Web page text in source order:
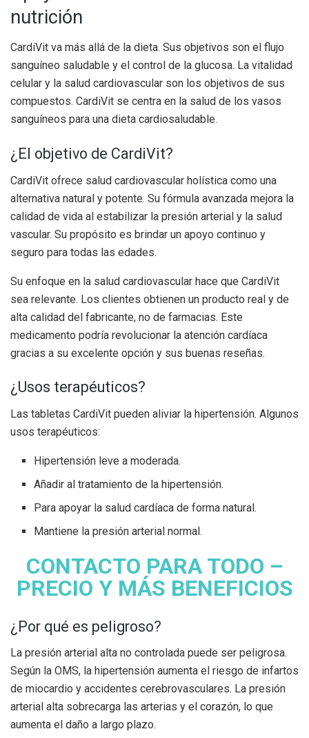
nutrición
CardiVit va más allá de la dieta. Sus objetivos son el flujo
sanguíneo saludable y el control de la glucosa. La vitalidad
celular y la salud cardiovascular son los objetivos de sus
compuestos. CardiVit se centra en la salud de los vasos
sanguíneos para una dieta cardiosaludable.
¿El objetivo de CardiVit?
CardiVit ofrece salud cardiovascular holística como una
alternativa natural y potente. Su fórmula avanzada mejora la
calidad de vida al estabilizar la presión arterial y la salud
vascular. Su propósito es brindar un apoyo continuo y
seguro para todas las edades.
Su enfoque en la salud cardiovascular hace que CardiVit
sea relevante. Los clientes obtienen un producto real y de
alta calidad del fabricante, no de farmacias. Este
medicamento podría revolucionar la atención cardíaca
gracias a su excelente opción y sus buenas reseñas.
¿Usos terapéuticos?
Las tabletas CardiVit pueden aliviar la hipertensión. Algunos
usos terapéuticos:
Hipertensión leve a moderada.
Añadir al tratamiento de la hipertensión.
Para apoyar la salud cardíaca de forma natural.
Mantiene la presión arterial normal.
CONTACTO PARA TODO –
PRECIO Y MÁS BENEFICIOS
¿Por qué es peligroso?
La presión arterial alta no controlada puede ser peligrosa.
Según la OMS, la hipertensión aumenta el riesgo de infartos
de miocardio y accidentes cerebrovasculares. La presión
arterial alta sobrecarga las arterias y el corazón, lo que
aumenta el daño a largo plazo.